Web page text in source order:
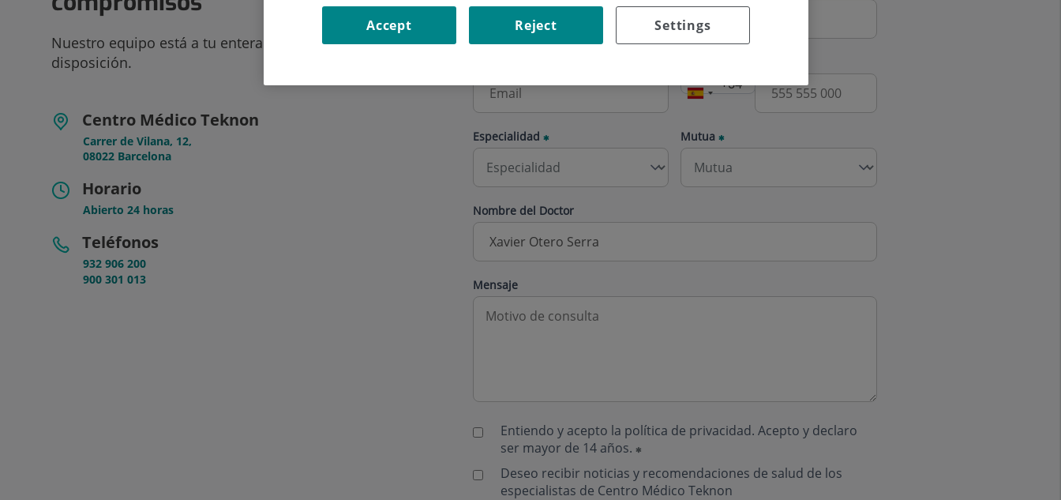
Nuestro equipo está a tu entera
disposición.
Centro Médico Teknon
Carrer de Vilana, 12,
08022 Barcelona
Horario
Abierto 24 horas
Teléfonos
932 906 200
900 301 013
Especialidad Mutua
Nombre del Doctor
Mensaje
Entiendo y acepto la política de privacidad. Acepto y declaro
ser mayor de 14 años.
Deseo recibir noticias y recomendaciones de salud de los
especialistas de Centro Médico Teknon
Settings
Reject
Accept